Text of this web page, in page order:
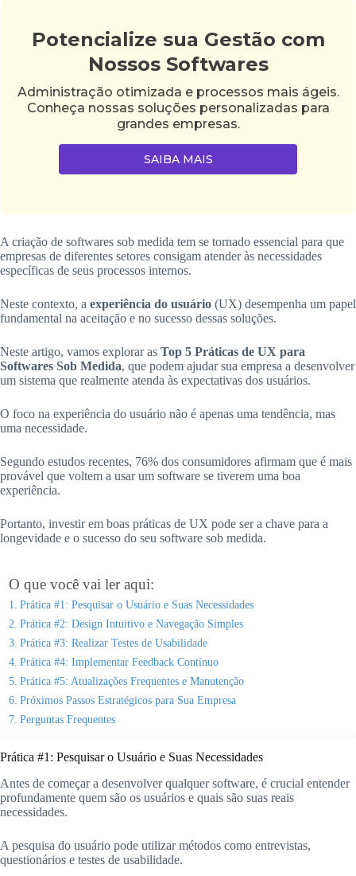
Potencialize sua Gestão com
Nossos Softwares
Administração otimizada e processos mais ágeis.
Conheça nossas soluções personalizadas para
grandes empresas.
SAIBA MAIS
A criação de softwares sob medida tem se tornado essencial para que
empresas de diferentes setores consigam atender às necessidades
específicas de seus processos internos.
Neste contexto, a experiência do usuário (UX) desempenha um papel
fundamental na aceitação e no sucesso dessas soluções.
Neste artigo, vamos explorar as Top 5 Práticas de UX para
Softwares Sob Medida, que podem ajudar sua empresa a desenvolver
um sistema que realmente atenda às expectativas dos usuários.
O foco na experiência do usuário não é apenas uma tendência, mas
uma necessidade.
Segundo estudos recentes, 76% dos consumidores afirmam que é mais
provável que voltem a usar um software se tiverem uma boa
experiência.
Portanto, investir em boas práticas de UX pode ser a chave para a
longevidade e o sucesso do seu software sob medida.
O que você vai ler aqui:
Prática #1: Pesquisar o Usuário e Suas Necessidades
Prática #2: Design Intuitivo e Navegação Simples
Prática #3: Realizar Testes de Usabilidade
Prática #4: Implementar Feedback Contínuo
Prática #5: Atualizações Frequentes e Manutenção
Próximos Passos Estratégicos para Sua Empresa
Perguntas Frequentes
Prática #1: Pesquisar o Usuário e Suas Necessidades
Antes de começar a desenvolver qualquer software, é crucial entender
profundamente quem são os usuários e quais são suas reais
necessidades.
A pesquisa do usuário pode utilizar métodos como entrevistas,
questionários e testes de usabilidade.